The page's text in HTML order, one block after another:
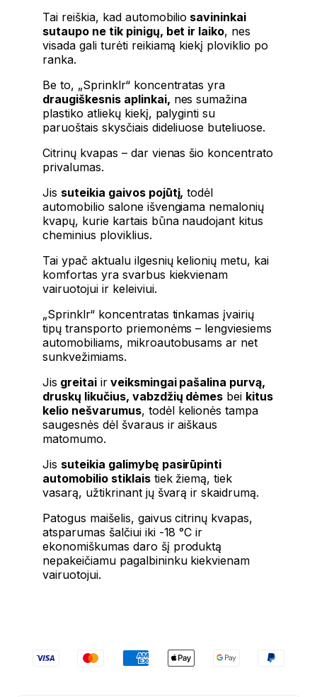
Tai reiškia, kad automobilio savininkai
sutaupo ne tik pinigų, bet ir laiko, nes
visada gali turėti reikiamą kiekį ploviklio po
ranka.
Be to, „Sprinklr“ koncentratas yra
draugiškesnis aplinkai, nes sumažina
plastiko atliekų kiekį, palyginti su
paruoštais skysčiais dideliuose buteliuose.
Citrinų kvapas – dar vienas šio koncentrato
privalumas.
Jis suteikia gaivos pojūtį, todėl
automobilio salone išvengiama nemalonių
kvapų, kurie kartais būna naudojant kitus
cheminius ploviklius.
Tai ypač aktualu ilgesnių kelionių metu, kai
komfortas yra svarbus kiekvienam
vairuotojui ir keleiviui.
„Sprinklr“ koncentratas tinkamas įvairių
tipų transporto priemonėms – lengviesiems
automobiliams, mikroautobusams ar net
sunkvežimiams.
Jis greitaiirveiksmingai pašalina purvą,
druskų likučius, vabzdžių dėmes bei kitus
kelio nešvarumus, todėl kelionės tampa
saugesnės dėl švaraus ir aiškaus
matomumo.
Jis suteikia galimybę pasirūpinti
automobilio stiklaistiek žiemą, tiek
vasarą, užtikrinant jų švarą ir skaidrumą.
Patogus maišelis, gaivus citrinų kvapas,
atsparumas šalčiui iki -18 °C ir
ekonomiškumas daro šį produktą
nepakeičiamu pagalbininku kiekvienam
vairuotojui.